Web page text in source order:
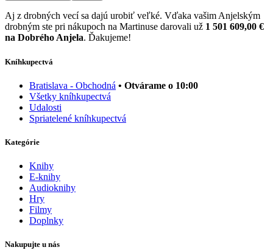
Aj z drobných vecí sa dajú urobiť veľké. Vďaka vašim Anjelským
drobným ste pri nákupoch na Martinuse darovali už 1 501 609,00 €
na Dobrého Anjela. Ďakujeme!
Kníhkupectvá
Bratislava - Obchodná • Otvárame o 10:00
Všetky kníhkupectvá
Udalosti
Spriatelené kníhkupectvá
Kategórie
Knihy
E-knihy
Audioknihy
Hry
Filmy
Doplnky
Nakupujte u nás